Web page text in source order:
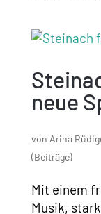
neue
von Arina
(Beiträge)
Mit einem
Musik,